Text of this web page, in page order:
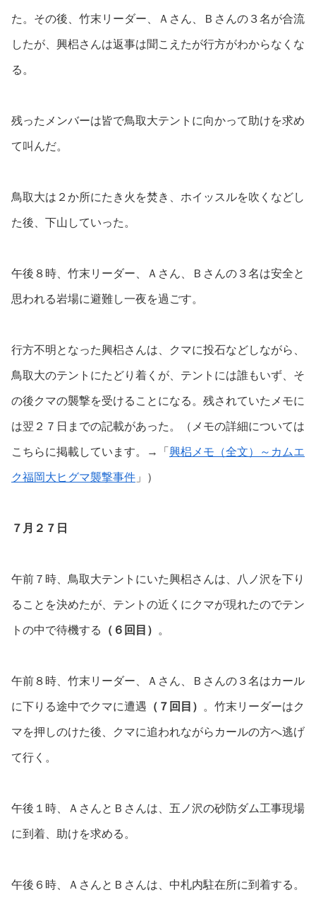
た。その後、竹末リーダー、Ａさん、Ｂさんの３名が合流
したが、興梠さんは返事は聞こえたが行方がわからなくな
る。
残ったメンバーは皆で鳥取大テントに向かって助けを求め
て叫んだ。
鳥取大は２か所にたき火を焚き、ホイッスルを吹くなどし
た後、下山していった。
午後８時、竹末リーダー、Ａさん、Ｂさんの３名は安全と
思われる岩場に避難し一夜を過ごす。
行方不明となった興梠さんは、クマに投石などしながら、
鳥取大のテントにたどり着くが、テントには誰もいず、そ
の後クマの襲撃を受けることになる。残されていたメモに
は翌２７日までの記載があった。（メモの詳細については
こちらに掲載しています。→「 興梠メモ（全文）～カムエ
ク福岡大ヒグマ襲撃事件 」）
７月２７日
午前７時、鳥取大テントにいた興梠さんは、八ノ沢を下り
ることを決めたが、テントの近くにクマが現れたのでテン
トの中で待機する （６回目） 。
午前８時、竹末リーダー、Ａさん、Ｂさんの３名はカール
に下りる途中でクマに遭遇 （７回目） 。竹末リーダーはク
マを押しのけた後、クマに追われながらカールの方へ逃げ
て行く。
午後１時、ＡさんとＢさんは、五ノ沢の砂防ダム工事現場
に到着、助けを求める。
午後６時、ＡさんとＢさんは、中札内駐在所に到着する。